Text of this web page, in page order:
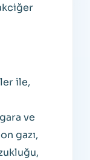
ile,
ve
gazı,